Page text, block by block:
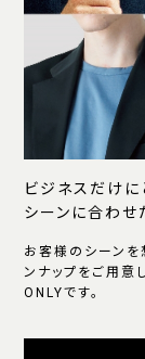
ビジネスだけに
シーンに合わせ
お客様のシーンを
ンナップをご用意
ONLYです。